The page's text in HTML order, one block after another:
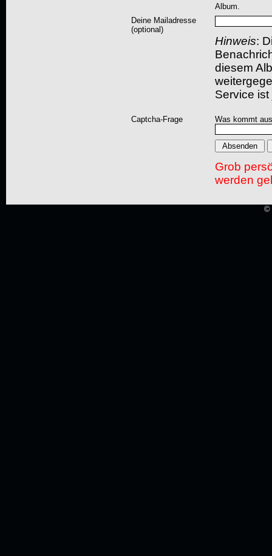
Album.
Deine Mailadresse
(optional)
Hinweis:
diesem
Service
Captcha-Frage Was kommt
Grob
werden
©